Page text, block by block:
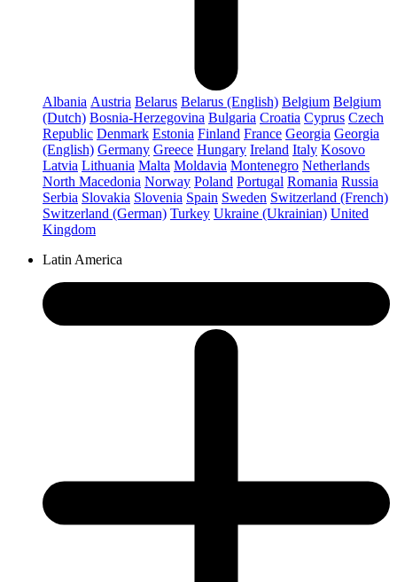
Albania Austria Belarus Belarus (English) Belgium Belgium
(Dutch) Bosnia-Herzegovina Bulgaria Croatia Cyprus Czech
Republic Denmark Estonia Finland France Georgia Georgia
(English) Germany Greece Hungary Ireland Italy Kosovo
Latvia Lithuania Malta Moldavia Montenegro Netherlands
North Macedonia Norway Poland Portugal Romania Russia
Serbia Slovakia Slovenia Spain Sweden Switzerland (French)
Switzerland (German) Turkey Ukraine (Ukrainian) United
Kingdom
Latin America